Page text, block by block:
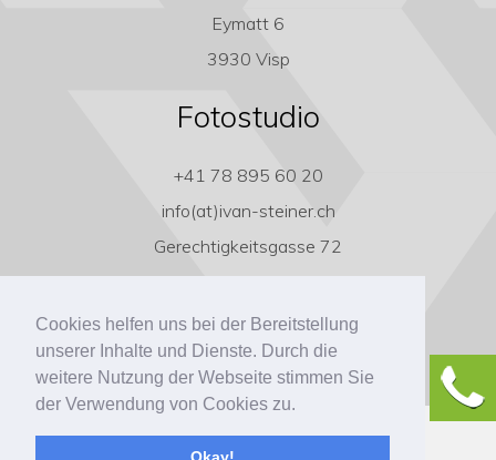
Cookies helfen uns bei der Bereitstellung
unserer Inhalte und Dienste. Durch die
weitere Nutzung der Webseite stimmen Sie
der Verwendung von Cookies zu.
Eymatt 6
3930 Visp
Fotostudio
+41 78 895 60 20
info(at)ivan-steiner.ch
Gerechtigkeitsgasse 72
3011 Bern
Copyright ivan-steiner.ch